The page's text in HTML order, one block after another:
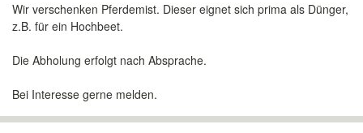
Wir verschenken Pferdemist. Dieser eignet sich prima als Dünger,
z.B. für ein Hochbeet.
Die Abholung erfolgt nach Absprache.
Bei Interesse gerne melden.